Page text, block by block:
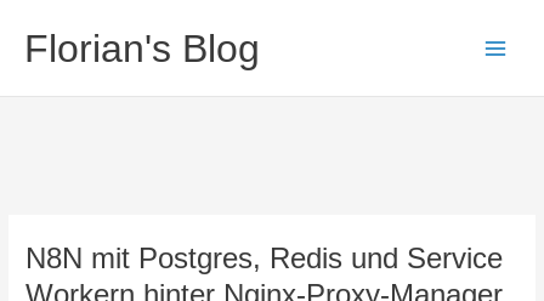
Inhalt
springen
Florian's Blog
N8N mit Postgres, Redis und Service
Workern hinter Nginx-Proxy-Manager